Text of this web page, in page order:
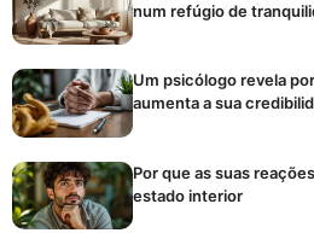
num refúgio de
Um psicólogo revela
aumenta a sua
Por que as suas
estado interior